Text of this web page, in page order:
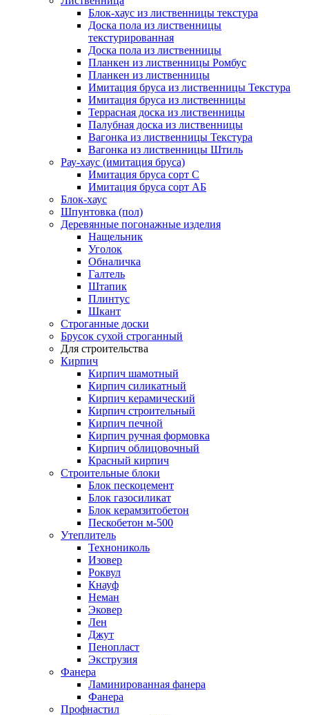
Блок-хаус из лиственницы текстура
Доска пола из лиственницы
текстурированная
Доска пола из лиственницы
Планкен из лиственницы Ромбус
Планкен из лиственницы
Имитация бруса из лиственницы Текстура
Имитация бруса из лиственницы
Террасная доска из лиственницы
Палубная доска из лиственницы
Вагонка из лиственницы Текстура
Вагонка из лиственницы Штиль
Рау-хаус (имитация бруса)
Имитация бруса сорт С
Имитация бруса сорт АБ
Блок-хаус
Шпунтовка (пол)
Деревянные погонажные изделия
Нащельник
Уголок
Обналичка
Галтель
Штапик
Плинтус
Шкант
Строганные доски
Брусок сухой строганный
Для строительства
Кирпич
Кирпич шамотный
Кирпич силикатный
Кирпич керамический
Кирпич строительный
Кирпич печной
Кирпич ручная формовка
Кирпич облицовочный
Красный кирпич
Строительные блоки
Блок пескоцемент
Блок газосиликат
Блок керамзитобетон
Пескобетон м-500
Утеплитель
Технониколь
Изовер
Роквул
Кнауф
Неман
Эковер
Лен
Джут
Пенопласт
Экструзия
Фанера
Ламинированная фанера
Фанера
Профнастил